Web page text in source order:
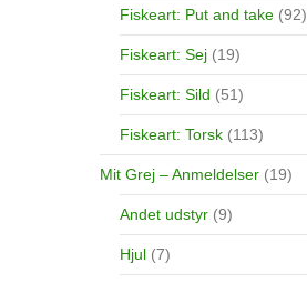
Fiskeart: Put and take (92)
Fiskeart: Sej (19)
Fiskeart: Sild (51)
Fiskeart: Torsk (113)
Mit Grej – Anmeldelser (19)
Andet udstyr (9)
Hjul (7)